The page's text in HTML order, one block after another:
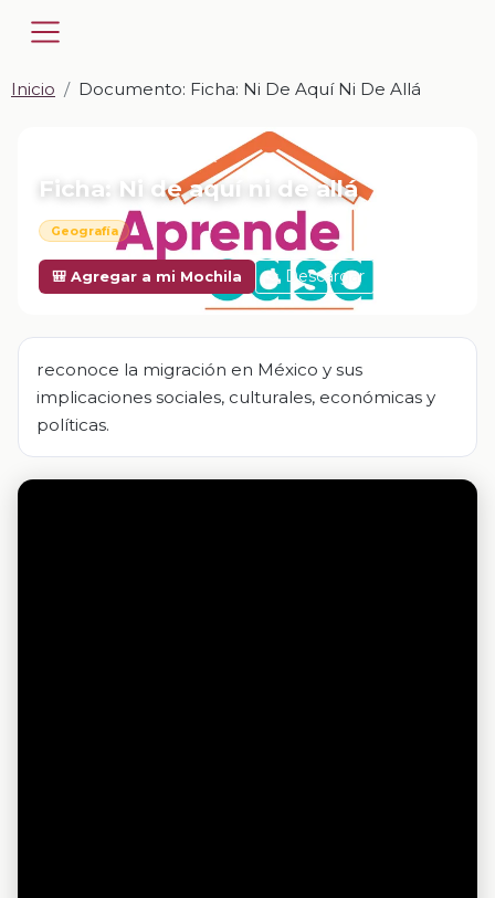
Inicio Documento: Ficha: Ni De Aquí Ni De Allá
📎 DOCUMENTO · DOCX
Ficha: Ni de aquí ni de allá
Geografía
🎒 Agregar a mi Mochila Descargar
reconoce la migración en México y sus
implicaciones sociales, culturales, económicas y
políticas.